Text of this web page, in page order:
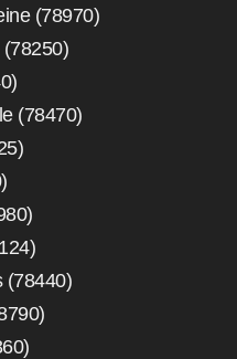
(78970)
(78470)
(78440)